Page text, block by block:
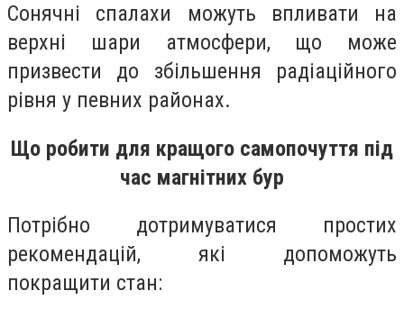
Сонячні спалахи можуть впливати на
верхні шари атмосфери, що може
призвести до збільшення радіаційного
рівня у певних районах.
Що робити для кращого самопочуття під
час магнітних бур
Потрібно дотримуватися простих
рекомендацій, які допоможуть
покращити стан: